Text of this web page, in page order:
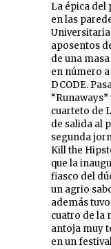
La épica del
en las
aposentos
de una
en número
DCODE.
cuarteto de
de salida al
segunda
Kill the
que la
fiasco del
un agrio
además
cuatro de la
antoja muy
en un